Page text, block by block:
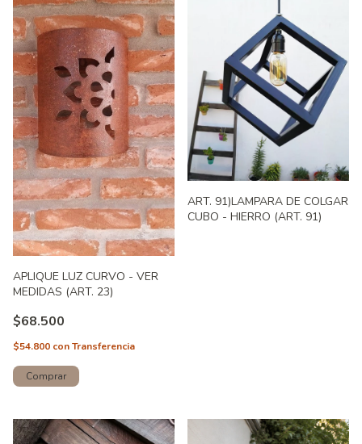
APLIQUE LUZ CURVO - VER
MEDIDAS (ART. 23)
$68.500
$54.800 conTransferencia
Comprar
ART. 91)LAMPARA DE COLGAR
CUBO - HIERRO (ART. 91)